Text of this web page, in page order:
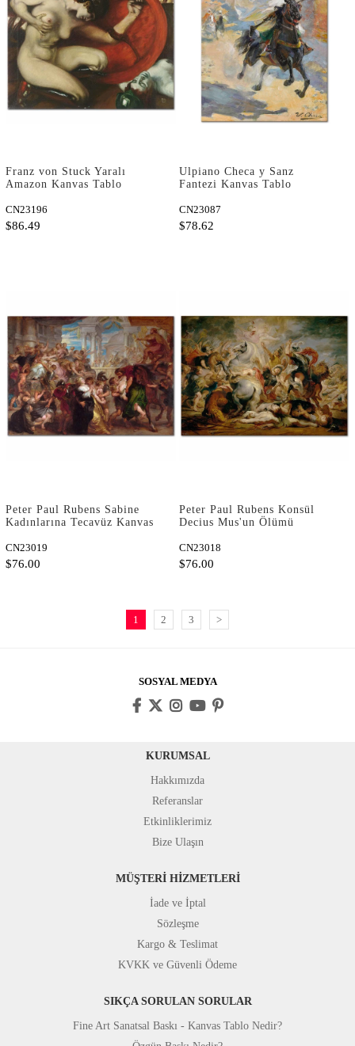
Franz von Stuck Yaralı
Amazon Kanvas Tablo
CN23196
$86.49
Ulpiano Checa y Sanz
Fantezi Kanvas Tablo
CN23087
$78.62
Peter Paul Rubens Sabine
Kadınlarına Tecavüz Kanvas
CN23019
$76.00
Peter Paul Rubens Konsül
Decius Mus'un Ölümü
CN23018
$76.00
1 2 3 >
SOSYAL MEDYA
KURUMSAL
Hakkımızda
Referanslar
Etkinliklerimiz
Bize Ulaşın
MÜŞTERİ HİZMETLERİ
İade ve İptal
Sözleşme
Kargo & Teslimat
KVKK ve Güvenli Ödeme
SIKÇA SORULAN SORULAR
Fine Art Sanatsal Baskı - Kanvas Tablo Nedir?